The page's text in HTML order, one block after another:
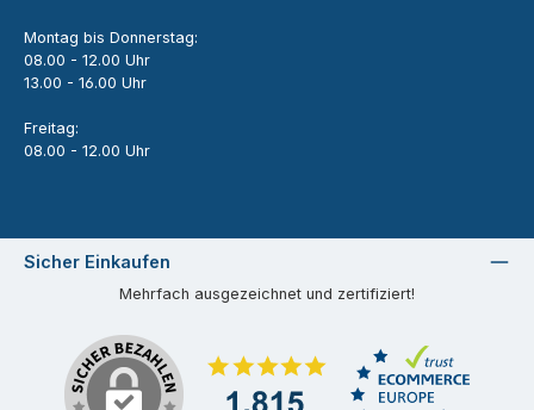
Montag bis Donnerstag:
08.00 - 12.00 Uhr
13.00 - 16.00 Uhr
Freitag:
08.00 - 12.00 Uhr
Sicher Einkaufen
Mehrfach ausgezeichnet und zertifiziert!